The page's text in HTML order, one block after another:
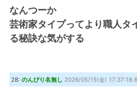
なんつーか
芸術家タイプってより職人タ
る秘訣な気がする
28: のんびり名無し 2026/05/15(金)